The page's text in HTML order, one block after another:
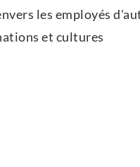
les employés
et cultures